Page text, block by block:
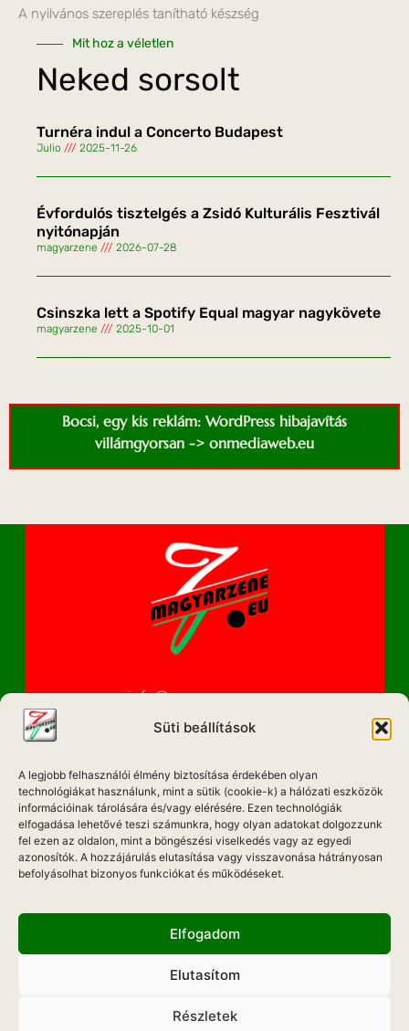
Süti beállítások
A legjobb felhasználói élmény biztosítása érdekében olyan
technológiákat használunk, mint a sütik (cookie-k) a hálózati eszközök
információinak tárolására és/vagy elérésére. Ezen technológiák
elfogadása lehetővé teszi számunkra, hogy olyan adatokat dolgozzunk
fel ezen az oldalon, mint a böngészési viselkedés vagy az egyedi
azonosítók. A hozzájárulás elutasítása vagy visszavonása hátrányosan
befolyásolhat bizonyos funkciókat és működéseket.
Elfogadom
Elutasítom
Részletek
A nyilvános szereplés tanítható készség
Mit hoz a véletlen
Neked sorsolt
Turnéra indul a Concerto Budapest
Julio 2025-11-26
Évfordulós tisztelgés a Zsidó Kulturális Fesztivál
nyitónapján
magyarzene 2026-07-28
Csinszka lett a Spotify Equal magyar nagykövete
magyarzene 2025-10-01
Bocsi, egy kis reklám: WordPress hibajavítás
villámgyorsan -> onmediaweb.eu
info@magyarzene.eu
IMPRESSZUM
ETIKAI KÓDEX
MÉDIA AJÁNLAT
ADATKEZELÉSI NYILATKOZAT
Hadd Szóljon!
Weboldal Készítés: ONMEDIAWEB